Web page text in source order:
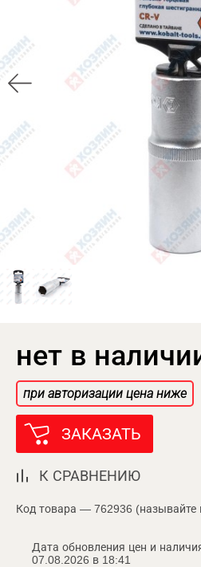
нет в
при авторизации цена ниже
ЗАКАЗАТЬ
К СРАВНЕНИЮ
Код товара — 762936 (называйте
Дата обновления цен и
07.08.2026 в 18:41